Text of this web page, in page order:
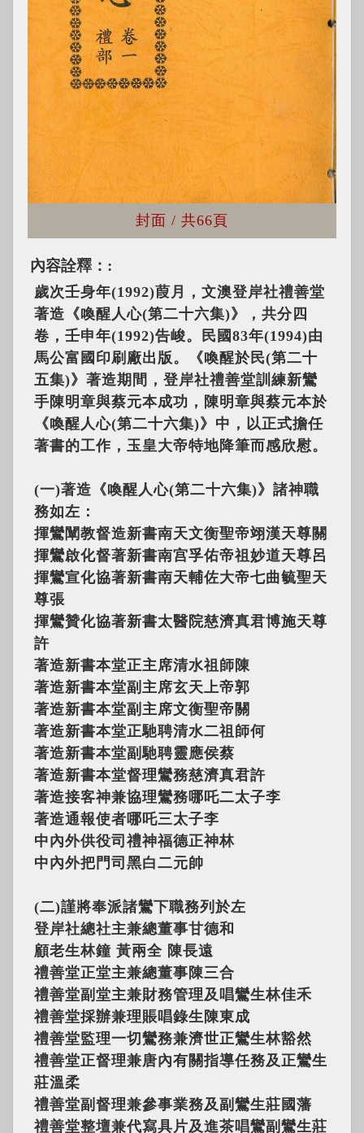
封面 / 共66頁
內容詮釋：
歲次壬身年(1992)葭月，文澳登岸社禮善堂
著造《喚醒人心(第二十六集)》，共分四
卷，壬申年(1992)告峻。民國83年(1994)由
馬公富國印刷廠出版。《喚醒於民(第二十
五集)》著造期間，登岸社禮善堂訓練新鸞
手陳明章與蔡元本成功，陳明章與蔡元本於
《喚醒人心(第二十六集)》中，以正式擔任
著書的工作，玉皇大帝特地降筆而感欣慰。
(一)著造《喚醒人心(第二十六集)》諸神職
務如左：
揮鸞闡教督造新書南天文衡聖帝翊漢天尊關
揮鸞啟化督著新書南宫孚佑帝祖妙道天尊呂
揮鸞宣化協著新書南天輔佐大帝七曲毓聖天
尊張
揮鸞贊化協著新書太醫院慈濟真君博施天尊
許
著造新書本堂正主席清水祖師陳
著造新書本堂副主席玄天上帝郭
著造新書本堂副主席文衡聖帝關
著造新書本堂正馳聘清水二祖師何
著造新書本堂副馳聘靈應侯蔡
著造新書本堂督理鸞務慈濟真君許
著造接客神兼協理鸞務哪吒二太子李
著造通報使者哪吒三太子李
中內外供役司禮神福德正神林
中內外把門司黑白二元帥
(二)謹將奉派諸鸞下職務列於左
登岸社總社主兼總董事甘德和
顧老生林鐘 黃兩全 陳長遠
禮善堂正堂主兼總董事陳三合
禮善堂副堂主兼財務管理及唱鸞生林佳禾
禮善堂採辦兼理賬唱錄生陳東成
禮善堂監理一切鸞務兼濟世正鸞生林豁然
禮善堂正督理兼唐內有關指導任務及正鸞生
莊溫柔
禮善堂副督理兼參事業務及副鸞生莊國藩
禮善堂整壇兼代寫具片及進茶唱鸞副鸞生莊